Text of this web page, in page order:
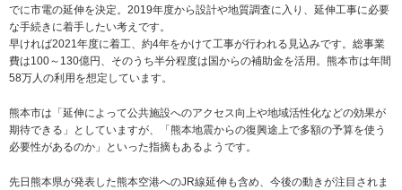
でに市電の延伸を決定。2019年度から設計や地質調査に入り、延伸工事に必要
な手続きに着手したい考えです。
早ければ2021年度に着工、約4年をかけて工事が行われる見込みです。総事業
費は100～130億円、そのうち半分程度は国からの補助金を活用。熊本市は年間
58万人の利用を想定しています。
熊本市は「延伸によって公共施設へのアクセス向上や地域活性化などの効果が
期待できる」としていますが、「熊本地震からの復興途上で多額の予算を使う
必要性があるのか」といった指摘もあるようです。
先日熊本県が発表した熊本空港へのJR線延伸も含め、今後の動きが注目されま